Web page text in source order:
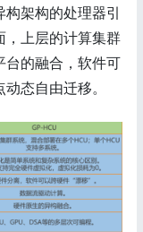
架构的处理器引
，上层的计算集群
台的融合，软件可
态自由迁移。